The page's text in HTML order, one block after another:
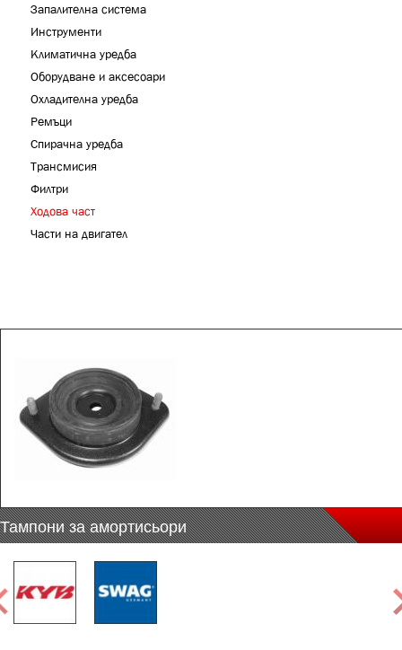
Запалителна система
Инструменти
Климатична уредба
Оборудване и аксесоари
Охладителна уредба
Ремъци
Спирачна уредба
Трансмисия
Филтри
Ходова част
Части на двигател
Тампони за амортисьори